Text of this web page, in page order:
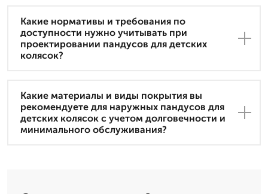
Какие нормативы и требования по
доступности нужно учитывать при
проектировании пандусов для детских
колясок?
Какие материалы и виды покрытия вы
рекомендуете для наружных пандусов для
детских колясок с учетом долговечности и
минимального обслуживания?